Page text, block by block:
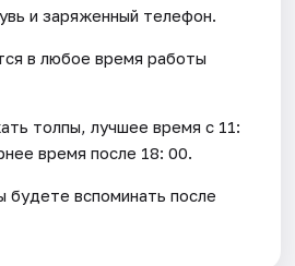
и заряженный телефон.
в любое время работы
толпы, лучшее время с 11:
время после 18: 00.
вспоминать после